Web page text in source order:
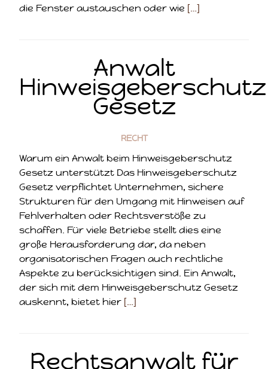
die Fenster austauschen oder wie […]
Anwalt
Hinweisgeberschutz
Gesetz
RECHT
Warum ein Anwalt beim Hinweisgeberschutz
Gesetz unterstützt Das Hinweisgeberschutz
Gesetz verpflichtet Unternehmen, sichere
Strukturen für den Umgang mit Hinweisen auf
Fehlverhalten oder Rechtsverstöße zu
schaffen. Für viele Betriebe stellt dies eine
große Herausforderung dar, da neben
organisatorischen Fragen auch rechtliche
Aspekte zu berücksichtigen sind. Ein Anwalt,
der sich mit dem Hinweisgeberschutz Gesetz
auskennt, bietet hier […]
Rechtsanwalt für